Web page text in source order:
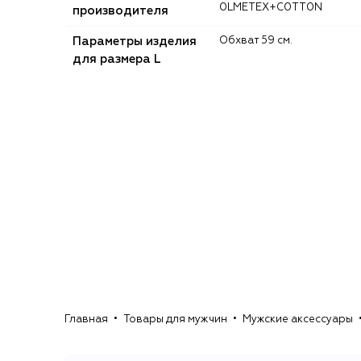
производителя
0LMETEX+C0TT0N
Параметры изделия
для размера L
Обхват 59 см.
Главная Товары для мужчин Мужские аксессуары